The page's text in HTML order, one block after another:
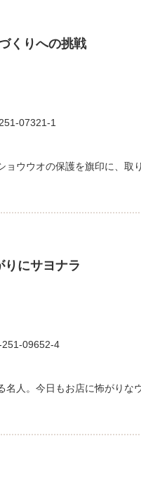
くりへの挑戦
07321-1
ウウオの保護を旗印に、取
にサヨナラ
251-09652-4
名人。今日もお店に怖がり